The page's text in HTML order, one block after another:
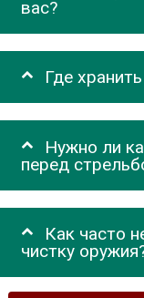
вас?
Где
Нужно ли
перед
Как часто
чистку